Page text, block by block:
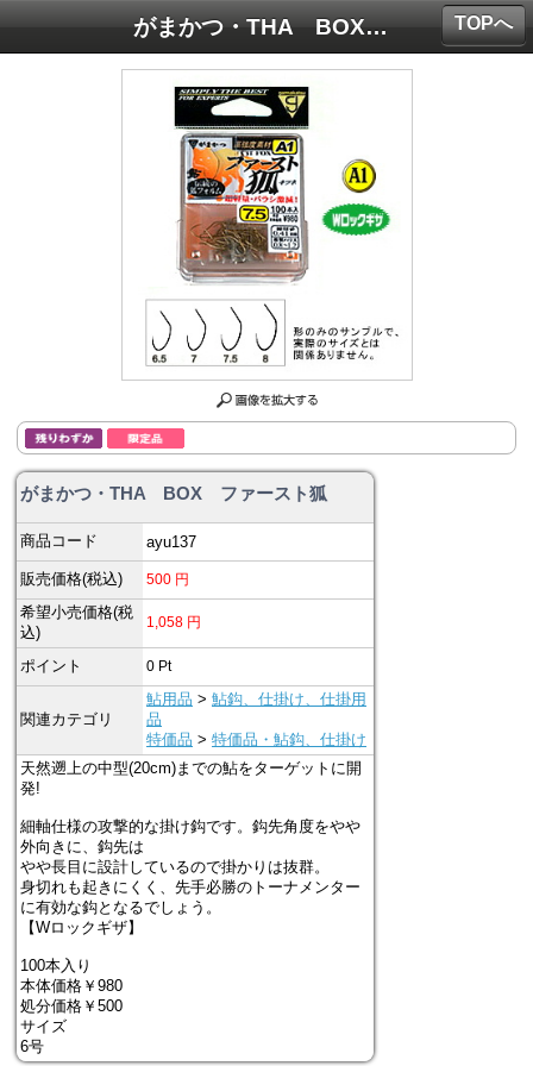
がまかつ・THA BOX ファースト狐
がまかつ・THA BOX ファースト狐
商品コード ayu137
販売価格(税込) 500 円
希望小売価格(税
込)
1,058 円
ポイント 0 Pt
関連カテゴリ
鮎用品 >鮎鈎、仕掛け、仕掛用
品
特価品 >特価品・鮎鈎、仕掛け
天然遡上の中型(20cm)までの鮎をターゲットに開
発!
細軸仕様の攻撃的な掛け鈎です。鈎先角度をやや
外向きに、鈎先は
やや長目に設計しているので掛かりは抜群。
身切れも起きにくく、先手必勝のトーナメンター
に有効な鈎となるでしょう。
【Wロックギザ】
100本入り
本体価格￥980
処分価格￥500
サイズ
6号
TOPへ